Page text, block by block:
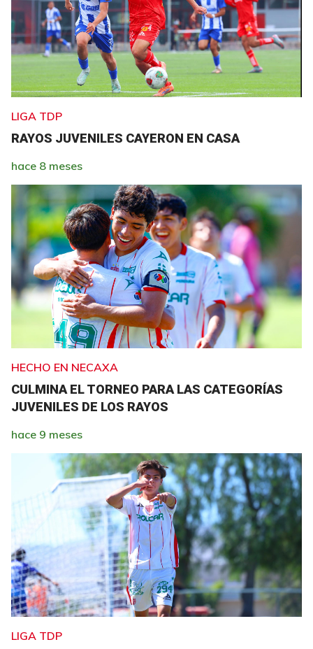
LIGA TDP
RAYOS JUVENILES CAYERON EN CASA
hace 8 meses
HECHO EN NECAXA
CULMINA EL TORNEO PARA LAS CATEGORÍAS
JUVENILES DE LOS RAYOS
hace 9 meses
LIGA TDP